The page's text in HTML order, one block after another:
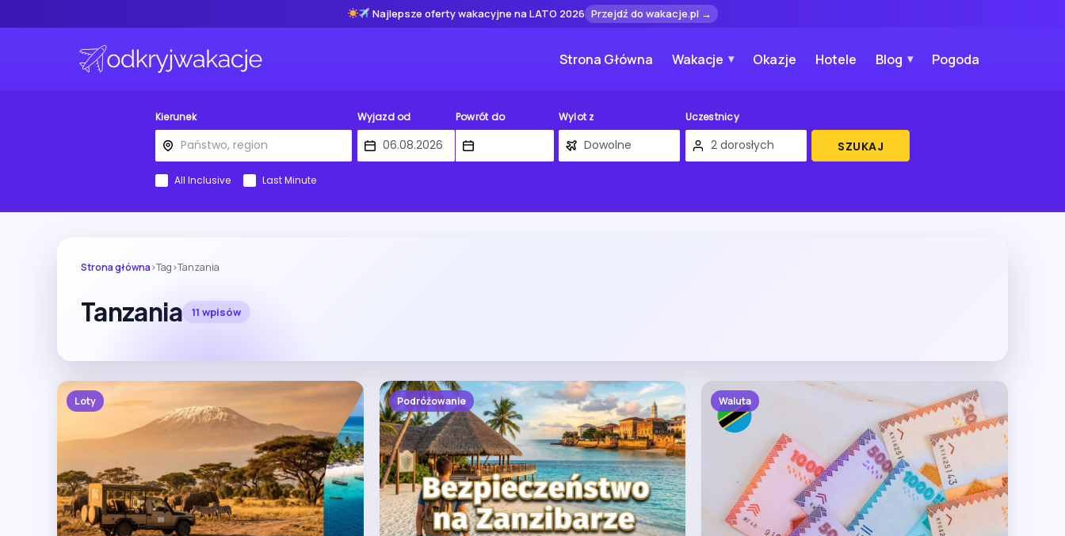
Najlepsze oferty wakacyjne na LATO 2026 Przejdź do wakacje.pl →
Strona Główna Wakacje Okazje Hotele Blog Pogoda
Kierunek Wyjazd od Powrót do Wylot z Uczestnicy
SZUKAJ
All Inclusive Last Minute
Strona główna›Tag›Tanzania
Tanzania 11 wpisów
Loty Podróżowanie Waluta